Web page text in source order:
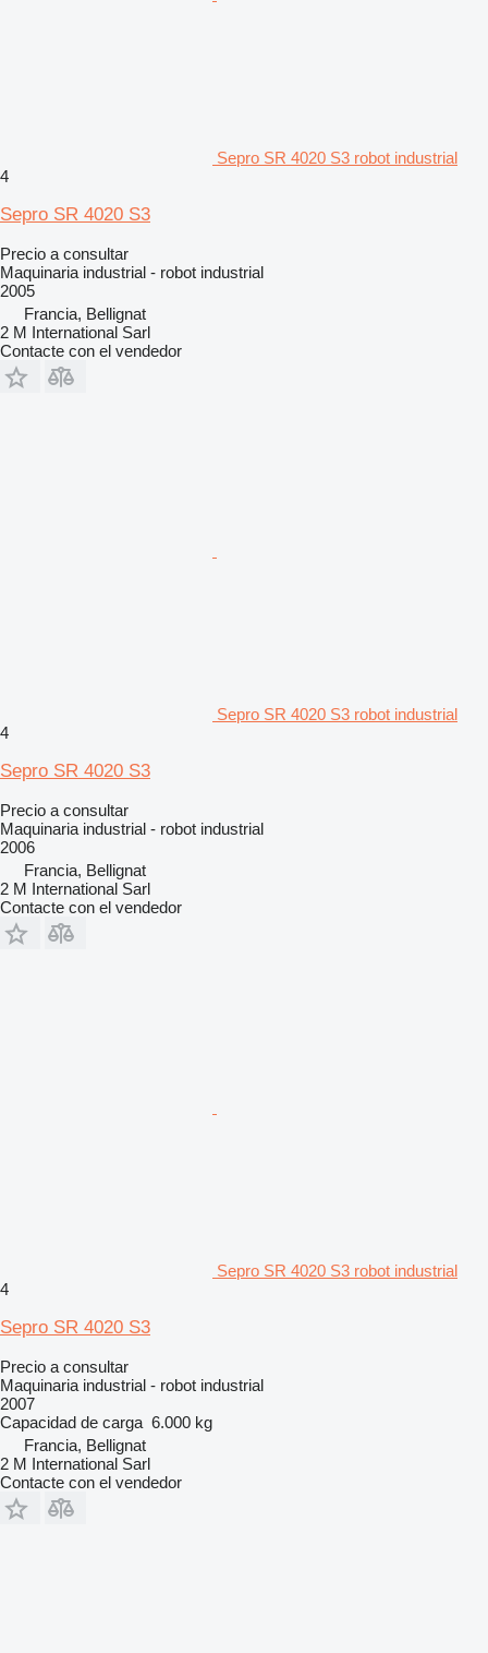
Sepro SR 4020 S3 robot industrial
4
Sepro SR 4020 S3
Precio a consultar
Maquinaria industrial - robot industrial
2005
Francia, Bellignat
2 M International Sarl
Contacte con el vendedor
Sepro SR 4020 S3 robot industrial
4
Sepro SR 4020 S3
Precio a consultar
Maquinaria industrial - robot industrial
2006
Francia, Bellignat
2 M International Sarl
Contacte con el vendedor
Sepro SR 4020 S3 robot industrial
4
Sepro SR 4020 S3
Precio a consultar
Maquinaria industrial - robot industrial
2007
Capacidad de carga 6.000 kg
Francia, Bellignat
2 M International Sarl
Contacte con el vendedor